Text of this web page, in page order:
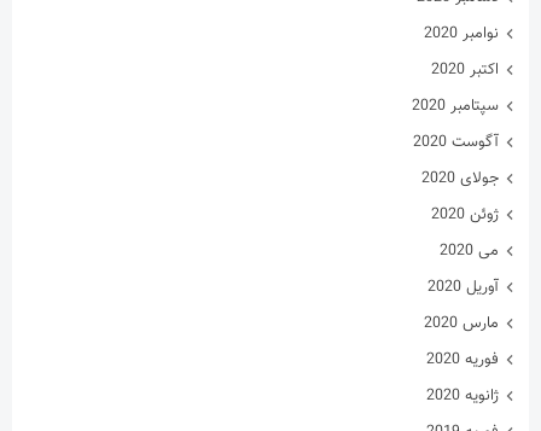
جولای 2020
ژوئن 2020
آوریل 2020
مارس 2020
فوریه 2020
ژانویه 2020
فوریه 2019